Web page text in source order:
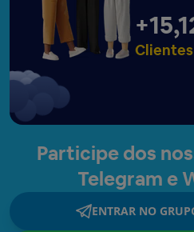
+
Participe dos
Telegram e
ENTRAR NO